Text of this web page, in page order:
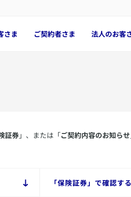
さま ご契約者さま 法人のお客
証券」、または「ご契約内容のお知らせ
​「保険証券」で確認する